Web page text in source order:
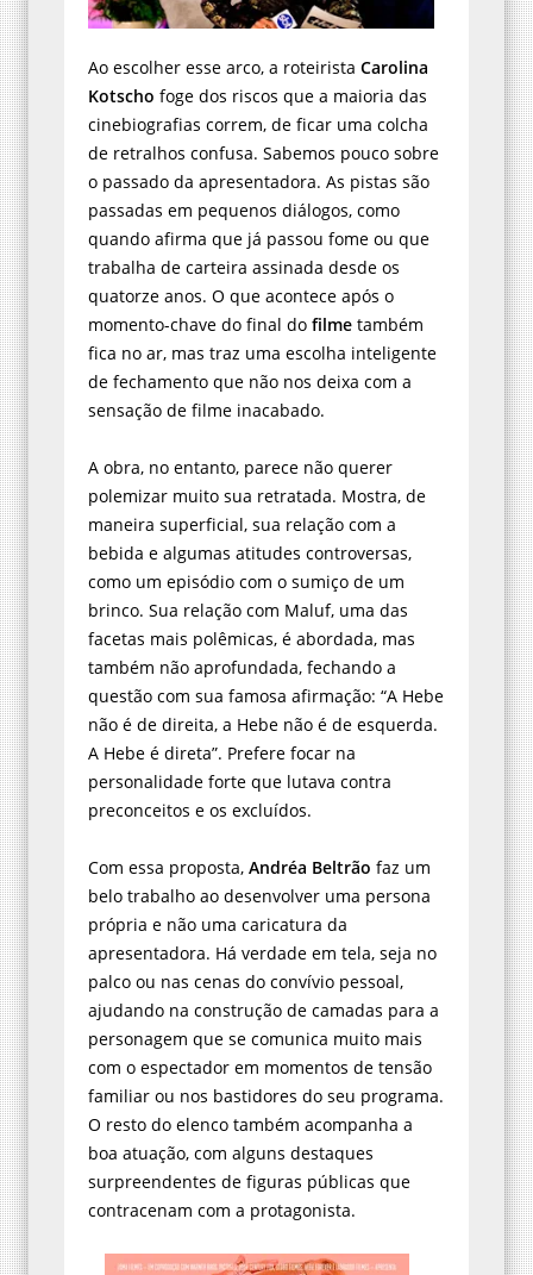
Ao escolher esse arco, a roteirista Carolina
Kotscho foge dos riscos que a maioria das
cinebiografias correm, de ficar uma colcha
de retralhos confusa. Sabemos pouco sobre
o passado da apresentadora. As pistas são
passadas em pequenos diálogos, como
quando afirma que já passou fome ou que
trabalha de carteira assinada desde os
quatorze anos. O que acontece após o
momento-chave do final do filme também
fica no ar, mas traz uma escolha inteligente
de fechamento que não nos deixa com a
sensação de filme inacabado.
A obra, no entanto, parece não querer
polemizar muito sua retratada. Mostra, de
maneira superficial, sua relação com a
bebida e algumas atitudes controversas,
como um episódio com o sumiço de um
brinco. Sua relação com Maluf, uma das
facetas mais polêmicas, é abordada, mas
também não aprofundada, fechando a
questão com sua famosa afirmação: “A Hebe
não é de direita, a Hebe não é de esquerda.
A Hebe é direta”. Prefere focar na
personalidade forte que lutava contra
preconceitos e os excluídos.
Com essa proposta, Andréa Beltrão faz um
belo trabalho ao desenvolver uma persona
própria e não uma caricatura da
apresentadora. Há verdade em tela, seja no
palco ou nas cenas do convívio pessoal,
ajudando na construção de camadas para a
personagem que se comunica muito mais
com o espectador em momentos de tensão
familiar ou nos bastidores do seu programa.
O resto do elenco também acompanha a
boa atuação, com alguns destaques
surpreendentes de figuras públicas que
contracenam com a protagonista.